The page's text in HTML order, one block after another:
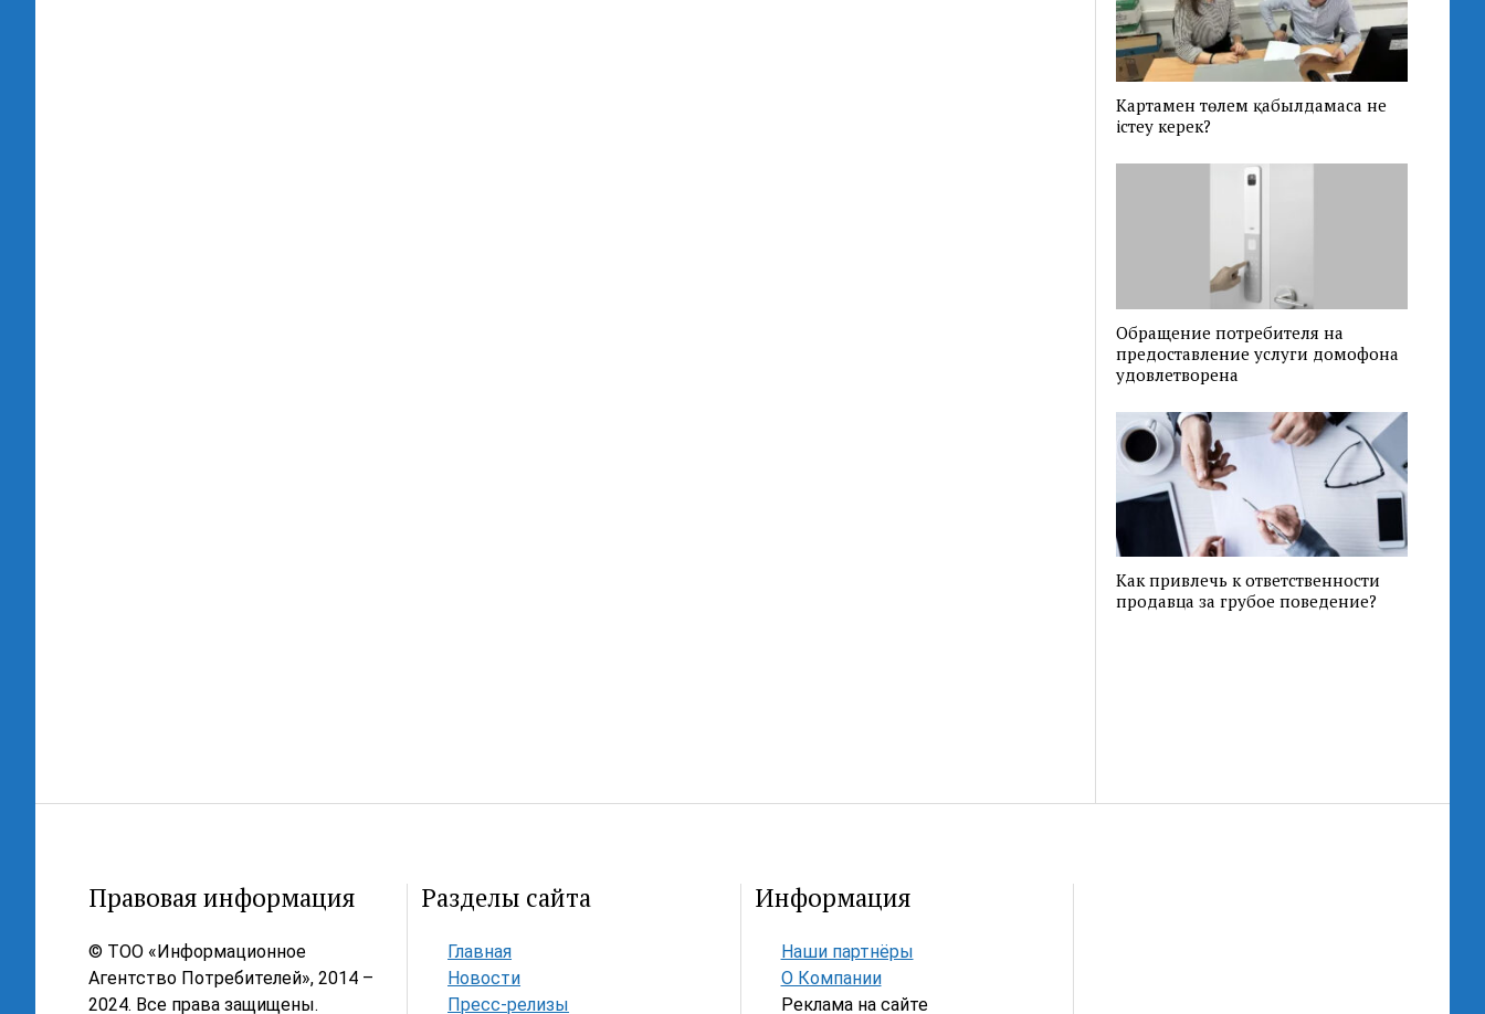
Картамен төлем қабылдамаса не
істеу керек?
Обращение потребителя на
предоставление услуги домофона
удовлетворена
Как привлечь к ответственности
продавца за грубое поведение?
Правовая информация
© ТОО «Информационное
Агентство Потребителей», 2014 –
2024. Все права защищены.
Разделы сайта
Главная
Новости
Пресс-релизы
Информация
Наши партнёры
О Компании
Реклама на сайте